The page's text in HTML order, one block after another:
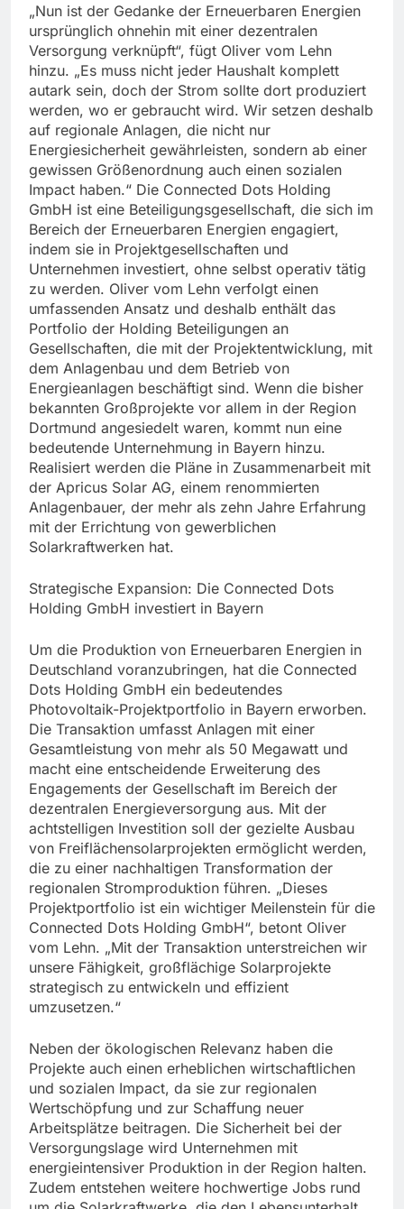
„Nun ist der Gedanke der Erneuerbaren Energien
ursprünglich ohnehin mit einer dezentralen
Versorgung verknüpft“, fügt Oliver vom Lehn
hinzu. „Es muss nicht jeder Haushalt komplett
autark sein, doch der Strom sollte dort produziert
werden, wo er gebraucht wird. Wir setzen deshalb
auf regionale Anlagen, die nicht nur
Energiesicherheit gewährleisten, sondern ab einer
gewissen Größenordnung auch einen sozialen
Impact haben.“ Die Connected Dots Holding
GmbH ist eine Beteiligungsgesellschaft, die sich im
Bereich der Erneuerbaren Energien engagiert,
indem sie in Projektgesellschaften und
Unternehmen investiert, ohne selbst operativ tätig
zu werden. Oliver vom Lehn verfolgt einen
umfassenden Ansatz und deshalb enthält das
Portfolio der Holding Beteiligungen an
Gesellschaften, die mit der Projektentwicklung, mit
dem Anlagenbau und dem Betrieb von
Energieanlagen beschäftigt sind. Wenn die bisher
bekannten Großprojekte vor allem in der Region
Dortmund angesiedelt waren, kommt nun eine
bedeutende Unternehmung in Bayern hinzu.
Realisiert werden die Pläne in Zusammenarbeit mit
der Apricus Solar AG, einem renommierten
Anlagenbauer, der mehr als zehn Jahre Erfahrung
mit der Errichtung von gewerblichen
Solarkraftwerken hat.
Strategische Expansion: Die Connected Dots
Holding GmbH investiert in Bayern
Um die Produktion von Erneuerbaren Energien in
Deutschland voranzubringen, hat die Connected
Dots Holding GmbH ein bedeutendes
Photovoltaik-Projektportfolio in Bayern erworben.
Die Transaktion umfasst Anlagen mit einer
Gesamtleistung von mehr als 50 Megawatt und
macht eine entscheidende Erweiterung des
Engagements der Gesellschaft im Bereich der
dezentralen Energieversorgung aus. Mit der
achtstelligen Investition soll der gezielte Ausbau
von Freiflächensolarprojekten ermöglicht werden,
die zu einer nachhaltigen Transformation der
regionalen Stromproduktion führen. „Dieses
Projektportfolio ist ein wichtiger Meilenstein für die
Connected Dots Holding GmbH“, betont Oliver
vom Lehn. „Mit der Transaktion unterstreichen wir
unsere Fähigkeit, großflächige Solarprojekte
strategisch zu entwickeln und effizient
umzusetzen.“
Neben der ökologischen Relevanz haben die
Projekte auch einen erheblichen wirtschaftlichen
und sozialen Impact, da sie zur regionalen
Wertschöpfung und zur Schaffung neuer
Arbeitsplätze beitragen. Die Sicherheit bei der
Versorgungslage wird Unternehmen mit
energieintensiver Produktion in der Region halten.
Zudem entstehen weitere hochwertige Jobs rund